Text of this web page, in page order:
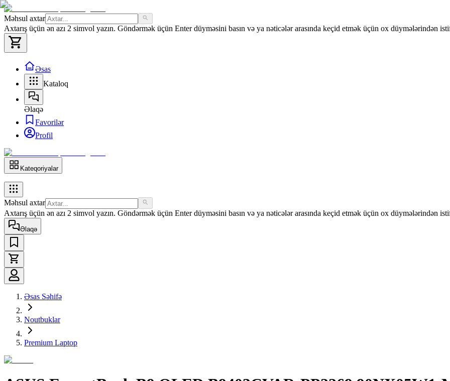
Məhsul axtar
Axtarış üçün ən azı 2 simvol yazın. Göndərmək üçün Enter düyməsini basın və ya nəticələr arasında keçid etmək üçün ox düymələrindən
Əsas
Kataloq
Əlaqə
Favorilər
Profil
Kateqoriyalar
Məhsul axtar
Axtarış üçün ən azı 2 simvol yazın. Göndərmək üçün Enter düyməsini basın və ya nəticələr arasında keçid etmək üçün ox düymələrindən
Əlaqə
Əsas Səhifə
Noutbuklar
Premium Laptop